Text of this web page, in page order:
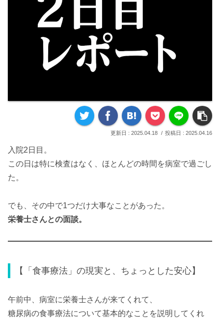
2025.04.18 2025.04.16
入院2日目。
この日は特に検査はなく、ほとんどの時間を病室で過ごし
た。
でも、その中で1つだけ大事なことがあった。
栄養士さんとの面談。
【「食事療法」の現実と、ちょっとした安心】
午前中、病室に栄養士さんが来てくれて、
糖尿病の食事療法について基本的なことを説明してくれ